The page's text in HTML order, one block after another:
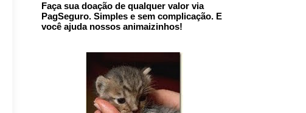
Faça sua doação de qualquer valor via
PagSeguro. Simples e sem complicação. E
você ajuda nossos animaizinhos!